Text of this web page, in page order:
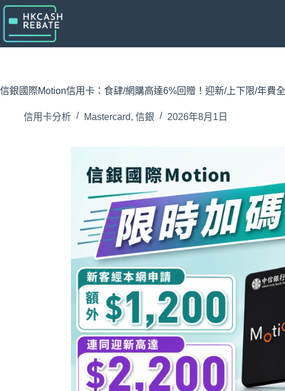
跳
至
主
要
信銀國際Motion信用卡：食肆/網購高達6%回贈！迎新/上下限/年費
信用卡分析 Mastercard, 信銀 2026年8月1日